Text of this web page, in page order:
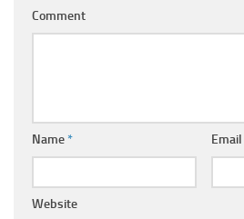
Comment
Name* Email
Website